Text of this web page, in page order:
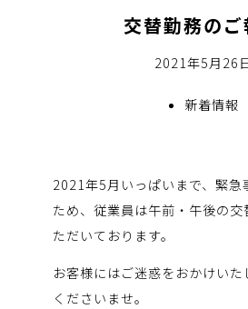
交替勤務のご
2021年5月26
新着情報
2021年5月いっぱいまで、緊急
ため、従業員は午前・午後の
ただいております。
お客様にはご迷惑をおかけい
くださいませ。